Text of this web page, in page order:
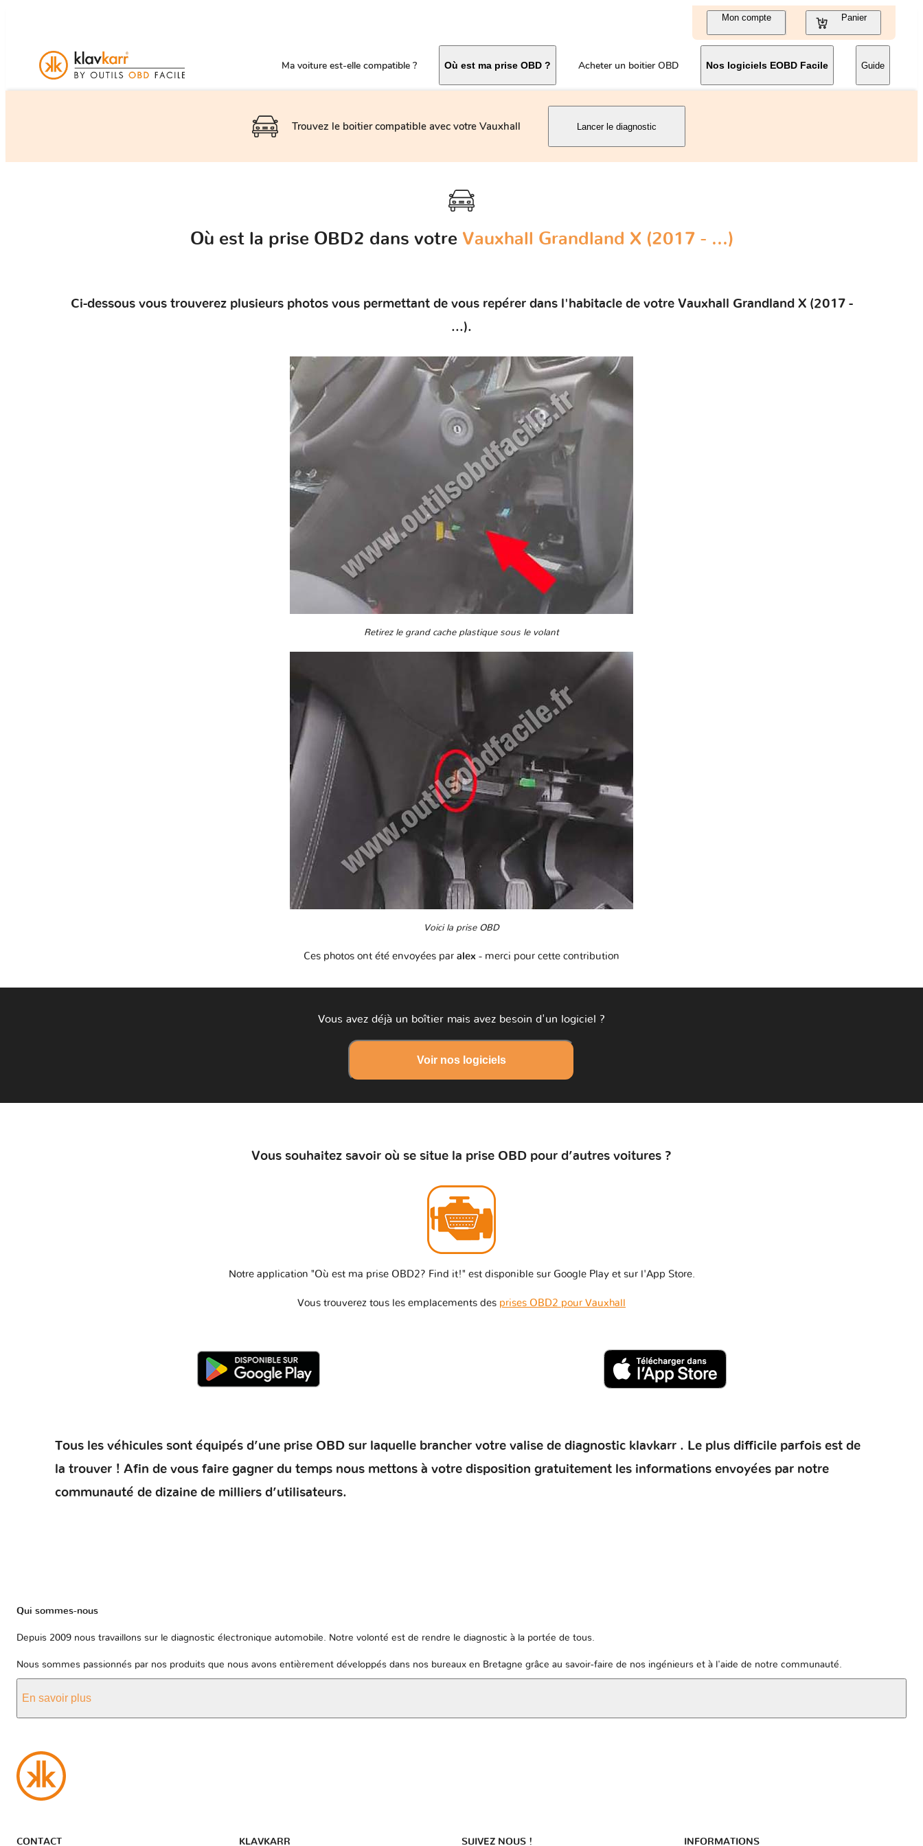
Mon compte Panier
Ma voiture est-elle compatible ? Où est ma prise OBD ? Acheter un boitier OBD Nos logiciels EOBD Facile Guide
Trouvez le boitier compatible avec votre Vauxhall Lancer le diagnostic
Où est la prise OBD2 dans votre Vauxhall Grandland X (2017 - ...)
Ci-dessous vous trouverez plusieurs photos vous permettant de vous repérer dans l'habitacle de votre Vauxhall Grandland X (2017 -
...).
Retirez le grand cache plastique sous le volant
Voici la prise OBD
Ces photos ont été envoyées par alex - merci pour cette contribution
Vous avez déjà un boîtier mais avez besoin d'un logiciel ?
Voir nos logiciels
Vous souhaitez savoir où se situe la prise OBD pour d’autres voitures ?
Notre application "Où est ma prise OBD2? Find it!" est disponible sur Google Play et sur l'App Store.
Vous trouverez tous les emplacements des prises OBD2 pour Vauxhall
Tous les véhicules sont équipés d’une prise OBD sur laquelle brancher votre valise de diagnostic klavkarr . Le plus difficile parfois est de
la trouver ! Afin de vous faire gagner du temps nous mettons à votre disposition gratuitement les informations envoyées par notre
communauté de dizaine de milliers d’utilisateurs.
Qui sommes-nous
Depuis 2009 nous travaillons sur le diagnostic électronique automobile. Notre volonté est de rendre le diagnostic à la portée de tous.
Nous sommes passionnés par nos produits que nous avons entièrement développés dans nos bureaux en Bretagne grâce au savoir-faire de nos ingénieurs et à l'aide de notre communauté.
En savoir plus
CONTACT KLAVKARR SUIVEZ NOUS ! INFORMATIONS